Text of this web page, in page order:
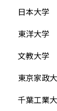
日本大
東洋大
文教大
東京家政
千葉工業